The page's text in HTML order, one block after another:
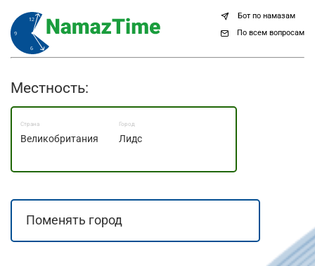
Бот по намазам
По всем вопросам
Местность:
Страна
Великобритания
Город
Лидс